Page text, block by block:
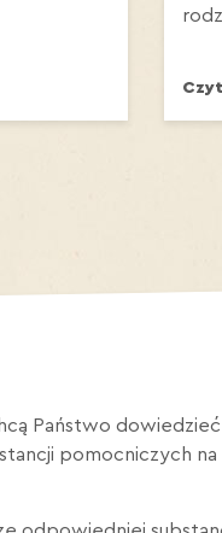
Państwo dowiedzieć
pomocniczych na